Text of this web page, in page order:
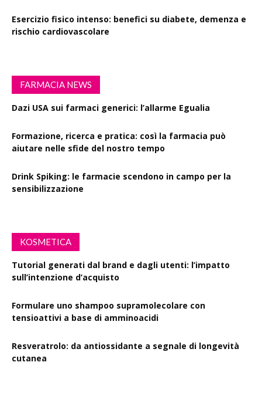
Esercizio fisico intenso: benefici su diabete, demenza e
rischio cardiovascolare
FARMACIA NEWS
Dazi USA sui farmaci generici: l’allarme Egualia
Formazione, ricerca e pratica: così la farmacia può
aiutare nelle sfide del nostro tempo
Drink Spiking: le farmacie scendono in campo per la
sensibilizzazione
KOSMETICA
Tutorial generati dal brand e dagli utenti: l’impatto
sull’intenzione d’acquisto
Formulare uno shampoo supramolecolare con
tensioattivi a base di amminoacidi
Resveratrolo: da antiossidante a segnale di longevità
cutanea